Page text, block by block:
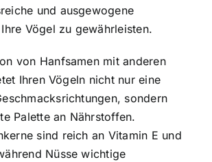
und ausgewogene
Vögel zu gewährleisten.
von Hanfsamen mit anderen
Ihren Vögeln nicht nur eine
sondern
Palette an Nährstoffen.
sind reich an Vitamin E und
Nüsse wichtige